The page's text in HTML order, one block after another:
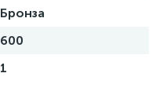
Бронза
600
1